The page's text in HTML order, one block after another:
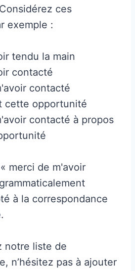
ces
exemple :
tendu la main
contacté
contacté
cette opportunité
contacté à propos
merci de m'avoir
à la correspondance
notre liste de
n’hésitez pas à ajouter